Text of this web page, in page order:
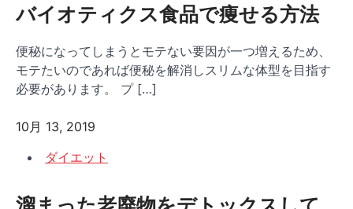
バイオティクス食品で痩せる方法
便秘になってしまうとモテない要因が一つ増えるため、
モテたいのであれば便秘を解消しスリムな体型を目指す
必要があります。 プ […]
10月 13, 2019
ダイエット